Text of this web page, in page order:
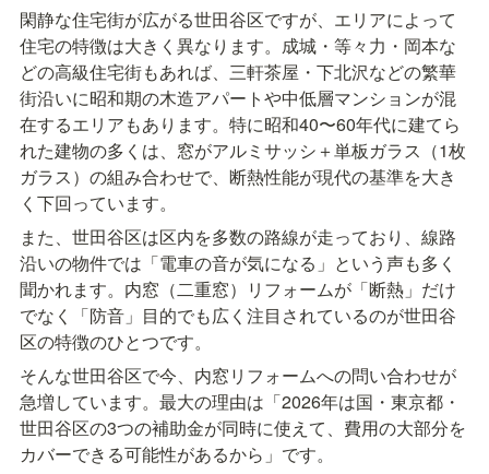
閑静な住宅街が広がる世田谷区ですが、エリアによって
住宅の特徴は大きく異なります。成城・等々力・岡本な
どの高級住宅街もあれば、三軒茶屋・下北沢などの繁華
街沿いに昭和期の木造アパートや中低層マンションが混
在するエリアもあります。特に昭和40〜60年代に建てら
れた建物の多くは、窓がアルミサッシ＋単板ガラス（1枚
ガラス）の組み合わせで、断熱性能が現代の基準を大き
く下回っています。
また、世田谷区は区内を多数の路線が走っており、線路
沿いの物件では「電車の音が気になる」という声も多く
聞かれます。内窓（二重窓）リフォームが「断熱」だけ
でなく「防音」目的でも広く注目されているのが世田谷
区の特徴のひとつです。
そんな世田谷区で今、内窓リフォームへの問い合わせが
急増しています。最大の理由は「2026年は国・東京都・
世田谷区の3つの補助金が同時に使えて、費用の大部分を
カバーできる可能性があるから」です。